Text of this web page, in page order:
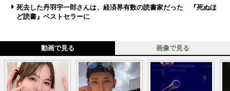
死去した丹羽宇一郎さんは、経済界有数の読書家だった 『死ぬほ
ど読書』ベストセラーに
動画で見る 画像で見る